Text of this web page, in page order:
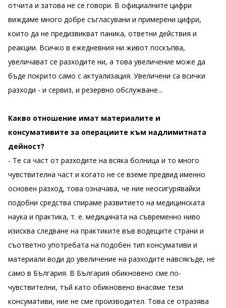
отчита и затова не се говори. В официалните цифри
виждаме много добре съгласувани и примерени цифри,
които да не предизвикват паника, ответни действия и
реакции. Всичко в ежедневния ни живот поскъпва,
увеличават се разходите ни, а това увеличение може да
бъде покрито само с актуализация. Увеличени са всички
разходи - и сервиз, и резервно обслужване...
Какво отношение имат материалите и
консумативите за операциите към надлимитната
дейност?
- Те са част от разходите на всяка болница и то много
чувствителна част и когато не се вземе предвид именно
основен разход, това означава, че ние неосигурявайки
подобни средства спираме развитието на медицинската
наука и практика, т. е. медицината на съвременно ниво
изисква следване на практиките във водещите страни и
съответно употребата на подобен тип консумативи и
материали води до увеличение на разходите навсякъде, не
само в България. В България обикновено сме по-
чувствителни, тъй като обикновено внасяме тези
консумативи, ние не сме производител. Това се отразява